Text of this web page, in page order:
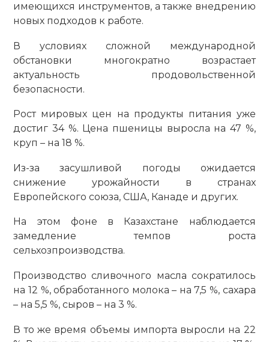
имеющихся инструментов, а также внедрению
новых подходов к работе.
В условиях сложной международной
обстановки многократно возрастает
актуальность продовольственной
безопасности.
Рост мировых цен на продукты питания уже
достиг 34 %. Цена пшеницы выросла на 47 %,
круп – на 18 %.
Из-за засушливой погоды ожидается
снижение урожайности в странах
Европейского союза, США, Канаде и других.
На этом фоне в Казахстане наблюдается
замедление темпов роста
сельхозпроизводства.
Производство сливочного масла сократилось
на 12 %, обработанного молока – на 7,5 %, сахара
– на 5,5 %, сыров – на 3 %.
В то же время объемы импорта выросли на 22